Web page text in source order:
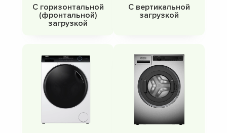
С горизонтальной
(фронтальной)
загрузкой
С вертикальной
загрузкой